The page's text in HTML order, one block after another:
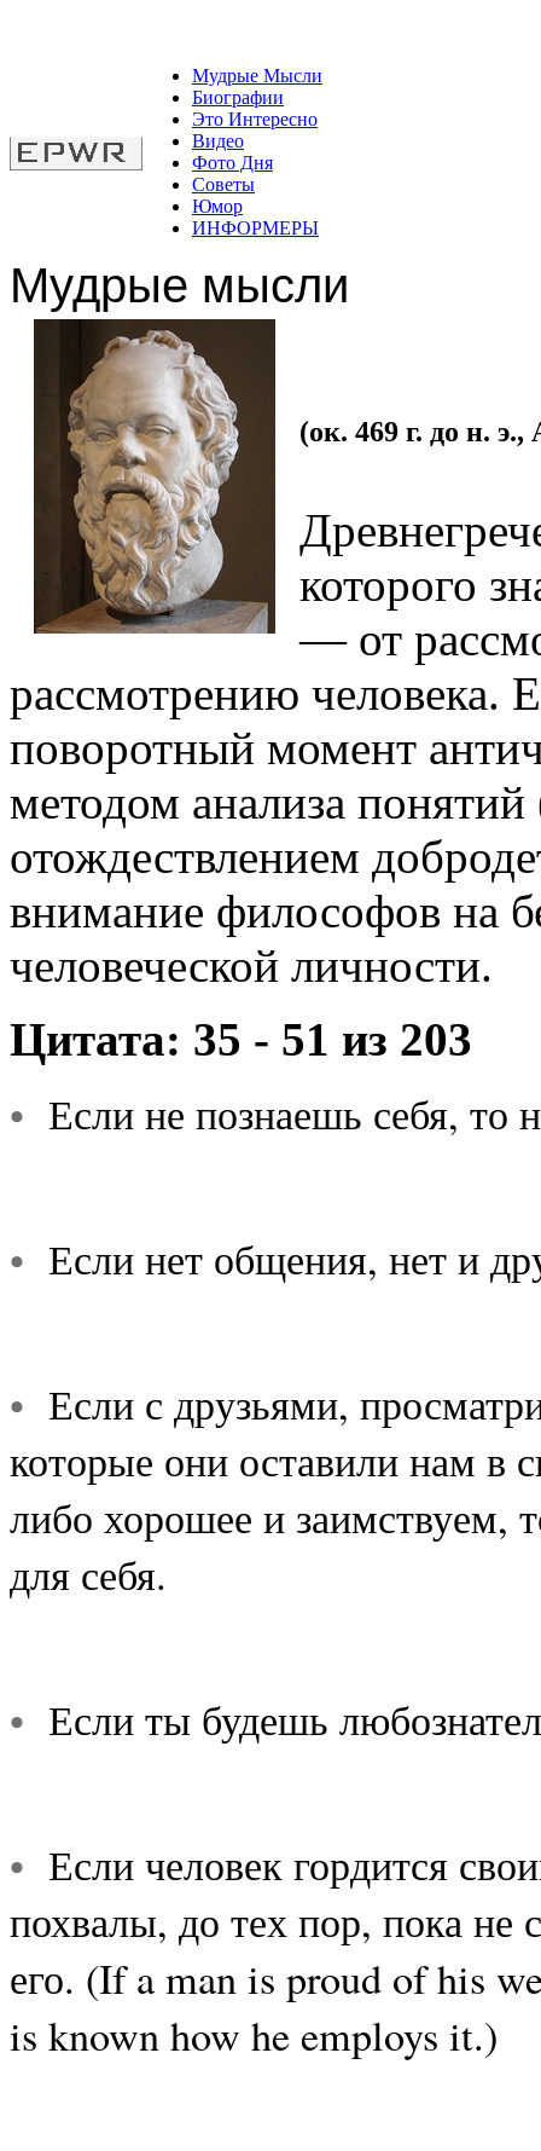
Мудрые Мысли
Биографии
Это Интересно
Видео
Фото Дня
Советы
Юмор
ИНФОРМЕРЫ
Мудрые мысли
(ок. 469 г. до н.
которого
— от
рассмотрению человека.
поворотный момент
методом анализа
отождествлением
внимание философов на
человеческой личности.
Цитата: 35 - 51 из 203
• Если не познаешь себя, то
• Если нет общения, нет и
• Если с друзьями,
которые они оставили нам в
либо хорошее и заимствуем,
для себя.
• Если ты будешь
• Если человек гордится
похвалы, до тех пор, пока не
его. (If a man is proud of his
is known how he employs it.)